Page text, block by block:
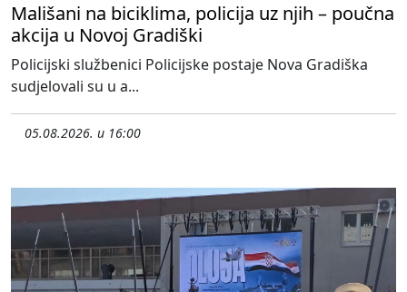
Mališani na biciklima, policija uz njih – poučna
akcija u Novoj Gradiški
Policijski službenici Policijske postaje Nova Gradiška
sudjelovali su u a...
05.08.2026. u 16:00